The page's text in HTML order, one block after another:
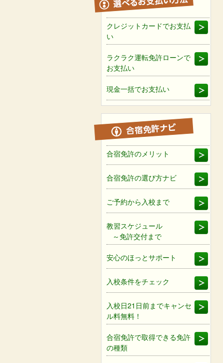
クレジットカードでお支払
い
ラクラク運転免許ローンで
お支払い
現金一括でお支払い
合宿免許のメリット
合宿免許の選び方ナビ
ご予約から入校まで
教習スケジュール
～免許交付まで
安心のほっとサポート
入校条件をチェック
入校日21日前までキャンセ
ル料無料！
合宿免許で取得できる免許
の種類